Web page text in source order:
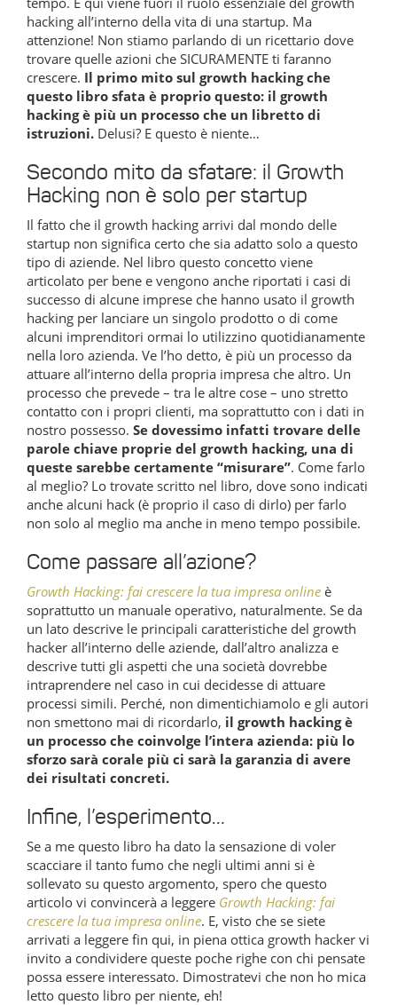
hacking all’interno della vita di una startup. Ma
attenzione! Non stiamo parlando di un ricettario dove
trovare quelle azioni che SICURAMENTE ti faranno
crescere. Il primo mito sul growth hacking che
questo libro sfata è proprio questo: il growth
hacking è più un processo che un libretto di
istruzioni. Delusi? E questo è niente…
Secondo mito da sfatare: il Growth
Hacking non è solo per startup
Il fatto che il growth hacking arrivi dal mondo delle
startup non significa certo che sia adatto solo a questo
tipo di aziende. Nel libro questo concetto viene
articolato per bene e vengono anche riportati i casi di
successo di alcune imprese che hanno usato il growth
hacking per lanciare un singolo prodotto o di come
alcuni imprenditori ormai lo utilizzino quotidianamente
nella loro azienda. Ve l’ho detto, è più un processo da
attuare all’interno della propria impresa che altro. Un
processo che prevede – tra le altre cose – uno stretto
contatto con i propri clienti, ma soprattutto con i dati in
nostro possesso. Se dovessimo infatti trovare delle
parole chiave proprie del growth hacking, una di
queste sarebbe certamente “misurare”. Come farlo
al meglio? Lo trovate scritto nel libro, dove sono indicati
anche alcuni hack (è proprio il caso di dirlo) per farlo
non solo al meglio ma anche in meno tempo possibile.
Come passare all’azione?
Growth Hacking: fai crescere la tua impresa online è
soprattutto un manuale operativo, naturalmente. Se da
un lato descrive le principali caratteristiche del growth
hacker all’interno delle aziende, dall’altro analizza e
descrive tutti gli aspetti che una società dovrebbe
intraprendere nel caso in cui decidesse di attuare
processi simili. Perché, non dimentichiamolo e gli autori
non smettono mai di ricordarlo, il growth hacking è
un processo che coinvolge l’intera azienda: più lo
sforzo sarà corale più ci sarà la garanzia di avere
dei risultati concreti.
Infine, l’esperimento…
Se a me questo libro ha dato la sensazione di voler
scacciare il tanto fumo che negli ultimi anni si è
sollevato su questo argomento, spero che questo
articolo vi convincerà a leggere Growth Hacking: fai
crescere la tua impresa online. E, visto che se siete
arrivati a leggere fin qui, in piena ottica growth hacker vi
invito a condividere queste poche righe con chi pensate
possa essere interessato. Dimostratevi che non ho mica
letto questo libro per niente, eh!